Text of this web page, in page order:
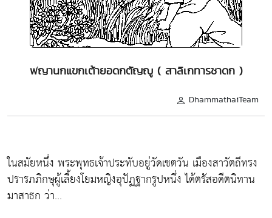
พญานกแขกเต้ายอดกตัญญู ( สาลิเกทารชาดก )
DhammathaiTeam
ในสมัยหนึ่ง พระพุทธเจ้าประทับอยู่วัดเชตวัน เมืองสาวัตถีทรง
ปรารภภิกษุผู้เลี้ยงโยมหญิงอุปัฏฐากรูปหนึ่ง ได้ตรัสอดีตนิทาน
มาสาธก ว่า...